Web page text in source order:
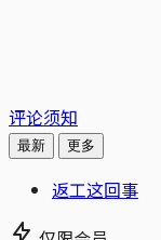
评论须知
最新 更多
返工这回事